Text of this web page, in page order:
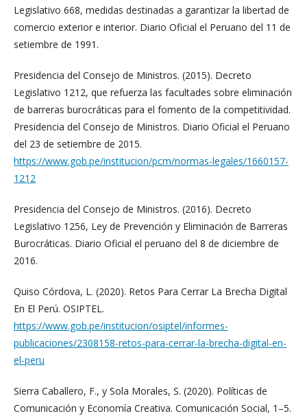
Legislativo 668, medidas destinadas a garantizar la libertad de
comercio exterior e interior. Diario Oficial el Peruano del 11 de
setiembre de 1991.
Presidencia del Consejo de Ministros. (2015). Decreto
Legislativo 1212, que refuerza las facultades sobre eliminación
de barreras burocráticas para el fomento de la competitividad.
Presidencia del Consejo de Ministros. Diario Oficial el Peruano
del 23 de setiembre de 2015.
https://www.gob.pe/institucion/pcm/normas-legales/1660157-
1212
Presidencia del Consejo de Ministros. (2016). Decreto
Legislativo 1256, Ley de Prevención y Eliminación de Barreras
Burocráticas. Diario Oficial el peruano del 8 de diciembre de
2016.
Quiso Córdova, L. (2020). Retos Para Cerrar La Brecha Digital
En El Perú. OSIPTEL.
https://www.gob.pe/institucion/osiptel/informes-
publicaciones/2308158-retos-para-cerrar-la-brecha-digital-en-
el-peru
Sierra Caballero, F., y Sola Morales, S. (2020). Políticas de
Comunicación y Economía Creativa. Comunicación Social, 1–5.